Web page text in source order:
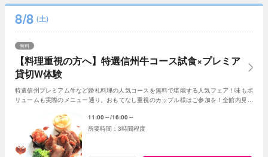
8/8 (土)
【料理重視の方へ】特選信州牛コース試食×プレミア
貸切W体験
無料
特選信州プレミアム牛など婚礼料理の人気コースを無料で堪能する人気フェア！味もボ
リュームも実際のメニュー通り。おもてなし重視のカップル様はご参加を！全館内見学
11:00～ 16:00～
3時間程度